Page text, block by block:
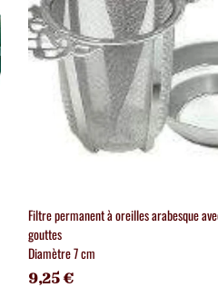
Filtre permanent à oreilles arabesque
gouttes
Diamètre 7 cm
9,25 €